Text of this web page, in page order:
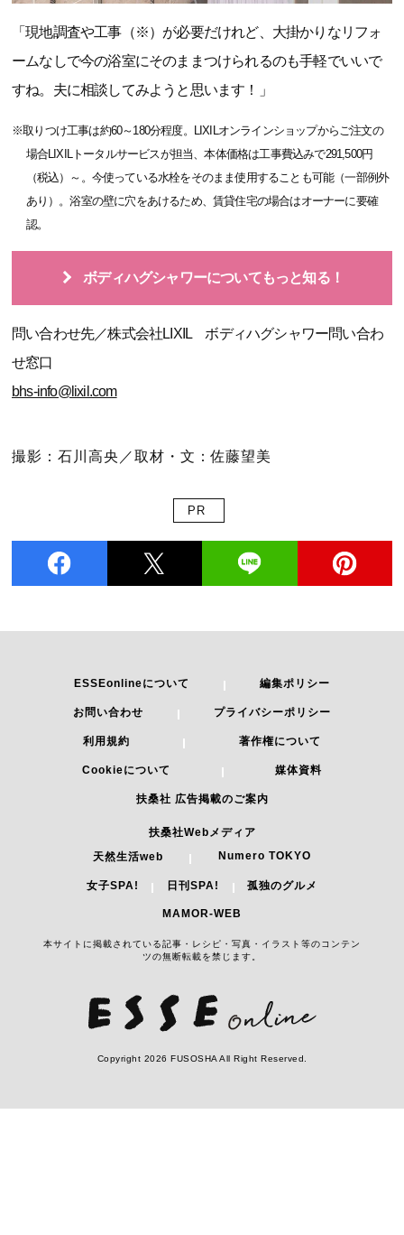
「現地調査や工事（※）が必要だけれど、大掛かりなリフォ
ームなしで今の浴室にそのままつけられるのも手軽でいいで
すね。夫に相談してみようと思います！」
※取りつけ工事は約60～180分程度。LIXILオンラインショップからご注文の
場合LIXILトータルサービスが担当、本体価格は工事費込みで291,500円
（税込）～。今使っている水栓をそのまま使用することも可能（一部例外
あり）。浴室の壁に穴をあけるため、賃貸住宅の場合はオーナーに要確
認。
ボディハグシャワーについてもっと知る！
問い合わせ先／株式会社LIXIL ボディハグシャワー問い合わ
せ窓口
bhs-info@lixil.com
撮影：石川高央／取材・文：佐藤望美
PR
ESSEonlineについて 編集ポリシー
お問い合わせ プライバシーポリシー
利用規約 著作権について
Cookieについて 媒体資料
扶桑社 広告掲載のご案内
扶桑社Webメディア
天然生活web
Numero TOKYO
女子SPA! 日刊SPA! 孤独のグルメ
MAMOR-WEB
本サイトに掲載されている記事・レシピ・写真・イラスト等のコンテン
ツの無断転載を禁じます。
Copyright 2026 FUSOSHA All Right Reserved.